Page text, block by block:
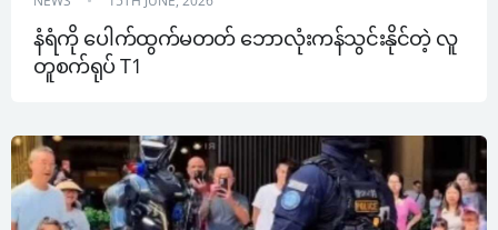
နံရံကို ပေါက်ထွက်မတတ် ဘောလုံးကန်သွင်းနိုင်တဲ့ လူ
တူစက်ရုပ် T1